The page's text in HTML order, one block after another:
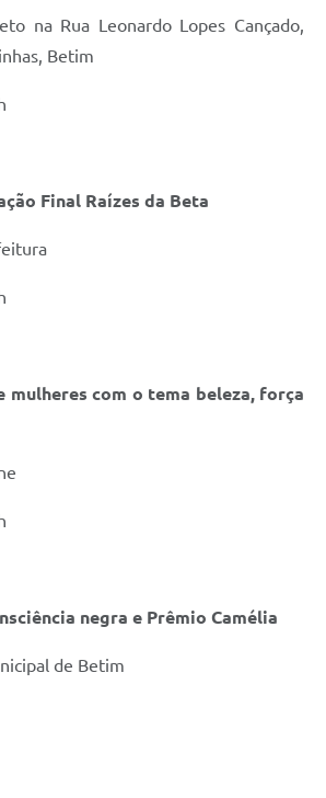
na Rua Leonardo Lopes Cançado,
Betim
Final Raízes da Beta
mulheres com o tema beleza, força
negra e Prêmio Camélia
de Betim